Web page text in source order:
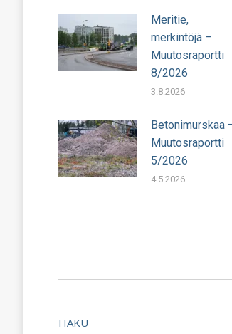
Meritie,
merkintöjä –
Muutosraportti
8/2026
3.8.2026
Betonimurskaa
Muutosraportti
5/2026
4.5.2026
HAKU